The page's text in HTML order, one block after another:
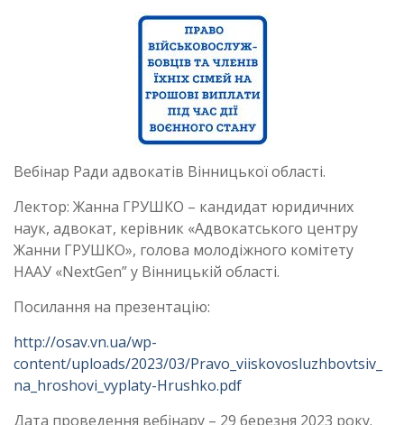
Вебінар Ради адвокатів Вінницької області.
Лектор: Жанна ГРУШКО – кандидат юридичних
наук, адвокат, керівник «Адвокатського центру
Жанни ГРУШКО», голова молодіжного комітету
НААУ «NextGen” у Вінницькій області.
Посилання на презентацію:
http://osav.vn.ua/wp-
content/uploads/2023/03/Pravo_viiskovosluzhbovtsiv_
na_hroshovi_vyplaty-Hrushko.pdf
Дата проведення вебінару – 29 березня 2023 року.